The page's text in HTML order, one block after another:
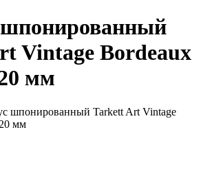
Vintage Bordeaux
мм